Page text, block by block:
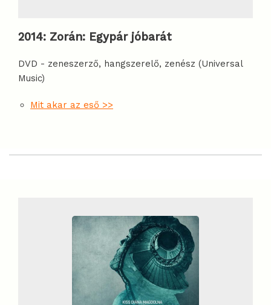
2014: Zorán: Egypár jóbarát
DVD - zeneszerző, hangszerelő, zenész (Universal
Music)
Mit akar az eső >>